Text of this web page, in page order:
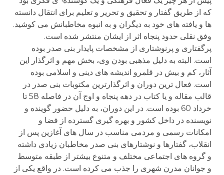
که از طریق گفتار و تحقیق و تحریر و تعلیم برای انتقال دانسته
ها و یافته های خود به دیگران و به انبوه مخاطبانش می کوشید.
وفق نقلی حدود پنجاه اثر از ایشان منتشر شده است.
پرگفتاری و پرنوشتاری از مشخصات پایدار بنی صدر بوده
است. البته به دلیل مذهبی بودن وی، بخش مهم و اثرگذار این
آثار، کم و بیش در قلمرو اندیشه های دینی و اسلامی بوده
است. فعال ترین دوران و اثرگذارترین مکتوبات بنی صدر در
قالب مقاله و یا کتاب در دهه پنجاه و اوج آن در فاصله 58 تا
خرداد 60 بوده است. در این دوران، به دلیل حضور گوینده و
نویسنده در داخل کشور و بهره گیری گسترده از فضا و
امکانات رسمی و مردمی مناسب در سال های آغازین پس از
انقلاب، گفتارها و نوشتارهای بنی صدر مخاطبان زیادی داشته
و گروه های اجتماعی مختلف و متنوع بیشتر از طبقه متوسط
و جوانان مدرن شهری را جذب می کرده است. در واقع یکی از